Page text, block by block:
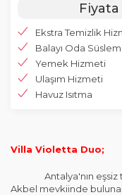
Ekstra Temizlik
Balayı Oda
Yemek Hizmeti
Ulaşım Hizmeti
Havuz Isıtma
Villa Violetta Duo;
Antalya'nın eşsiz
Akbel mevkiinde